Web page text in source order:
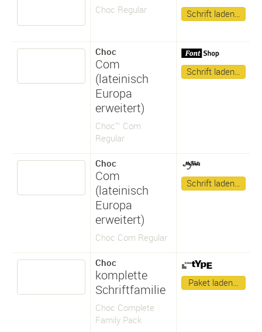
Choc Regular
Schrift laden…
Choc
Com
(lateinisch
Europa
erweitert)
Choc™ Com
Regular
Schrift laden…
Choc
Com
(lateinisch
Europa
erweitert)
Choc Com Regular
Schrift laden…
Choc
komplette
Schriftfamilie
Choc Complete
Family Pack
Paket laden…